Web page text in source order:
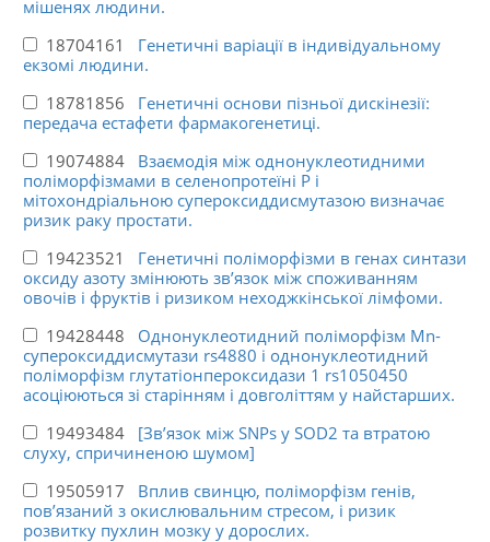
мішенях людини.
18704161 Генетичні варіації в індивідуальному
екзомі людини.
18781856 Генетичні основи пізньої дискінезії:
передача естафети фармакогенетиці.
19074884 Взаємодія між однонуклеотидними
поліморфізмами в селенопротеїні Р і
мітохондріальною супероксиддисмутазою визначає
ризик раку простати.
19423521 Генетичні поліморфізми в генах синтази
оксиду азоту змінюють зв’язок між споживанням
овочів і фруктів і ризиком неходжкінської лімфоми.
19428448 Однонуклеотидний поліморфізм Mn-
супероксиддисмутази rs4880 і однонуклеотидний
поліморфізм глутатіонпероксидази 1 rs1050450
асоціюються зі старінням і довголіттям у найстарших.
19493484 [Зв’язок між SNPs у SOD2 та втратою
слуху, спричиненою шумом]
19505917 Вплив свинцю, поліморфізм генів,
пов’язаний з окислювальним стресом, і ризик
розвитку пухлин мозку у дорослих.